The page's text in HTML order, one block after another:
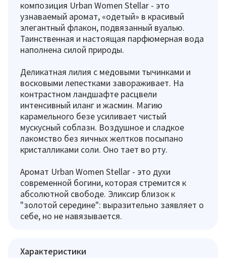
композиция Urban Women Stellar - это
узнаваемый аромат, «одетый» в красивый
элегантный флакон, подвязанный вуалью.
Таинственная и настоящая парфюмерная вода
наполнена силой природы.
Деликатная лилия с медовыми тычинками и
восковыми лепестками завораживает. На
контрастном ландшафте расцвели
интенсивный иланг и жасмин. Магию
карамельного безе усиливает чистый
мускусный соблазн. Воздушное и сладкое
лакомство без яичных желтков посыпано
кристалликами соли. Оно тает во рту.
Аромат Urban Women Stellar - это духи
современной богини, которая стремится к
абсолютной свободе. Эликсир близок к
"золотой середине": выразительно заявляет о
себе, но не навязывается.
Характеристики